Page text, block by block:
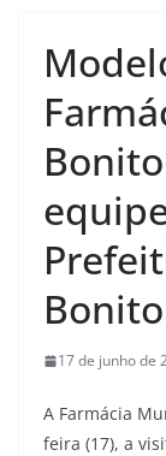
Bonito
17 de junho de
A Farmácia
feira (17), a